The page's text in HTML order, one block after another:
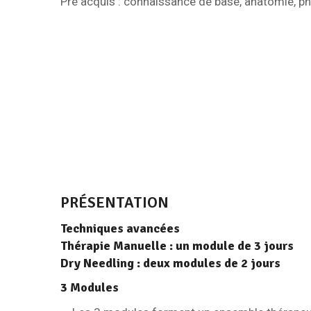
PRÉSENTATION
Techniques avancées
Thérapie Manuelle : un module de 3 jours
Dry Needling : deux modules de 2 jours
3 Modules